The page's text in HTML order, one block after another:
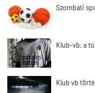
Szombati
Klub-vb: a
Klub vb